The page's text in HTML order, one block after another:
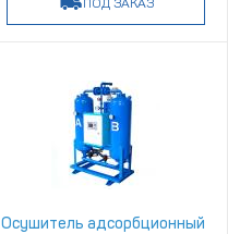
ПОД ЗАКАЗ
Осушитель адсорбционный